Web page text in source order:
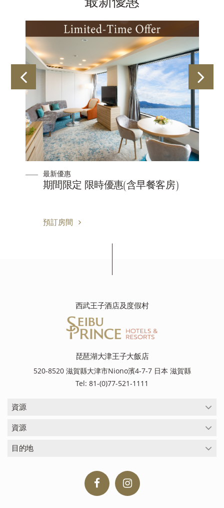
最新優惠
期間限定 限時優惠(含早餐客房)
預訂房間
西武王子酒店及度假村
琵琶湖大津王子大飯店
520-8520 滋賀縣大津市Niono濱4-7-7 日本 滋賀縣
Tel: 81-(0)77-521-1111
資源
資源
目的地